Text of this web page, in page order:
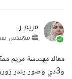
مريم ر.
مهندس
و3دي وصور رندر زوروا معرض اعمالي ممتنة للعمل معكم